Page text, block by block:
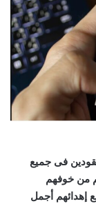
فى جميع
من خوفهم
إهدائهم أجمل